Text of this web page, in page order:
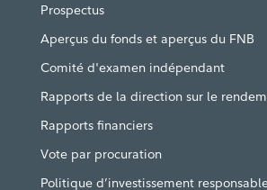
Prospectus
Aperçus du fonds et aperçus du FNB
Comité d'examen indépendant
Rapports de la direction sur le
Rapports financiers
Vote par procuration
Politique d’investissement